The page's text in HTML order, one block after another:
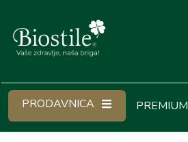
PRODAVNICA PREMIUM